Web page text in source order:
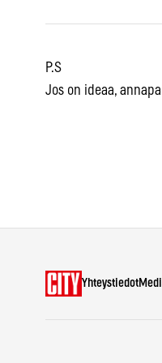
P.S
Jos on ideaa,
Yhteystiedot